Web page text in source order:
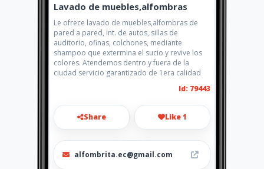
Lavado de muebles,alfombras
Le ofrece lavado de muebles,alfombras de
pared a pared, int. de autos, sillas de
auditorio, ofinas, colchones, mediante
shampoo que extermina el sucio y revive los
colores. Atendemos dentro y fuera de la
ciudad servicio garantizado de 1era calidad
Id: 79443
Share Like 1
alfombrita.ec@gmail.com